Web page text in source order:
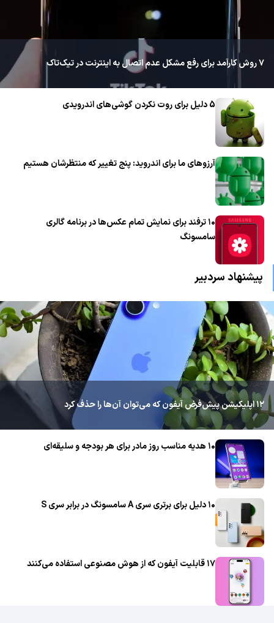
۷ روش کارآمد برای رفع مشکل عدم اتصال به اینترنت در تیک‌تاک
5 دلیل برای روت نکردن گوشی‌های اندرویدی
آرزوهای ما برای اندروید: پنج تغییر که منتظرشان هستیم
۱۰ ترفند برای نمایش تمام عکس‌ها در برنامه گالری
سامسونگ
پیشنهاد سردبیر
۱۲ اپلیکیشن پیش‌فرض آیفون که می‌توان آن‌ها را حذف کرد
۱۰ هدیه مناسب روز مادر برای هر بودجه و سلیقه‌ای
۱۰ دلیل برای برتری سری A سامسونگ در برابر سری S
۱۷ قابلیت آیفون که از هوش مصنوعی استفاده می‌کنند